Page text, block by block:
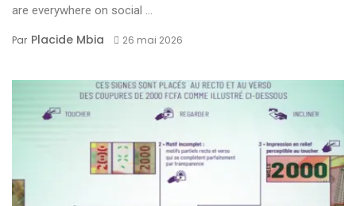
are everywhere on social ...
Par Placide Mbia 26 mai 2026